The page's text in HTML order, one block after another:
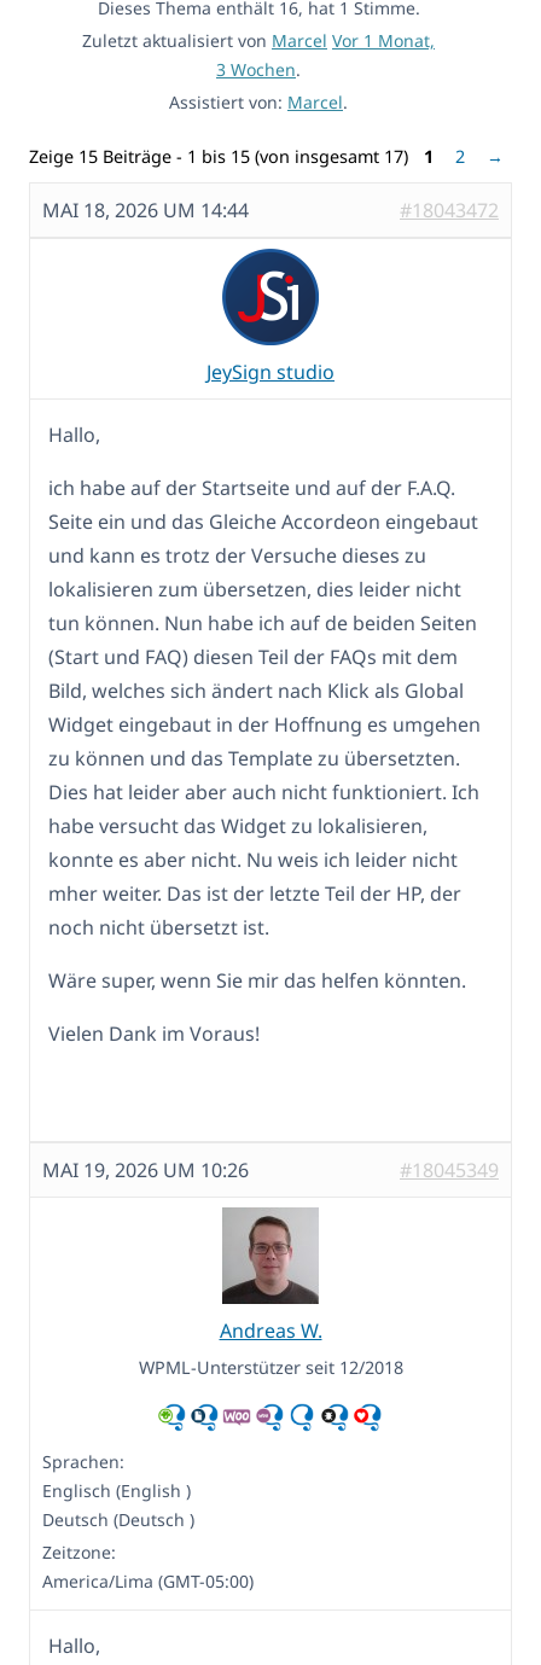
Dieses Thema enthält 16, hat 1 Stimme.
Zuletzt aktualisiert von Marcel Vor 1 Monat,
3 Wochen.
Assistiert von: Marcel.
Zeige 15 Beiträge - 1 bis 15 (von insgesamt 17) 1 2 →
MAI 18, 2026 UM 14:44 #18043472
JeySign studio
Hallo,
ich habe auf der Startseite und auf der F.A.Q.
Seite ein und das Gleiche Accordeon eingebaut
und kann es trotz der Versuche dieses zu
lokalisieren zum übersetzen, dies leider nicht
tun können. Nun habe ich auf de beiden Seiten
(Start und FAQ) diesen Teil der FAQs mit dem
Bild, welches sich ändert nach Klick als Global
Widget eingebaut in der Hoffnung es umgehen
zu können und das Template zu übersetzten.
Dies hat leider aber auch nicht funktioniert. Ich
habe versucht das Widget zu lokalisieren,
konnte es aber nicht. Nu weis ich leider nicht
mher weiter. Das ist der letzte Teil der HP, der
noch nicht übersetzt ist.
Wäre super, wenn Sie mir das helfen könnten.
Vielen Dank im Voraus!
MAI 19, 2026 UM 10:26 #18045349
Andreas W.
WPML-Unterstützer seit 12/2018
Sprachen:
Englisch (English )
Deutsch (Deutsch )
Zeitzone:
America/Lima (GMT-05:00)
Hallo,